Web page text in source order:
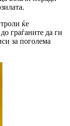
ќе
граѓаните да ги
за поголема